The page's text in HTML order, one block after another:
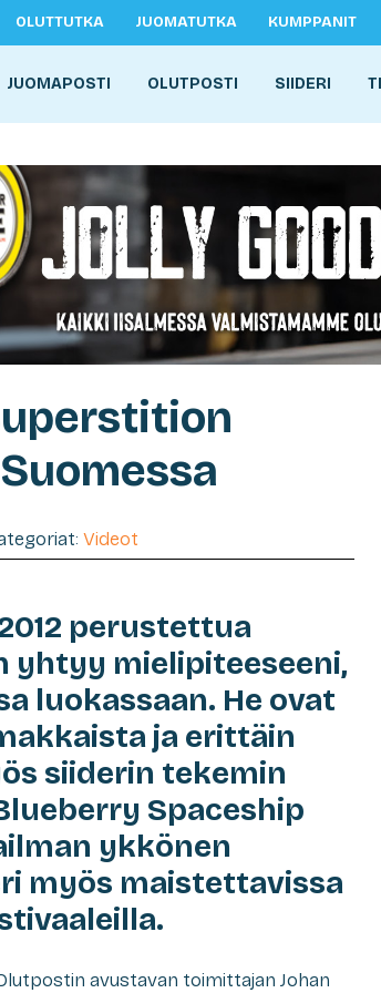
OLUTTUTKA JUOMATUTKA KUMPPANIT
JUOMAPOSTI OLUTPOSTI SIIDERI
Videot
perustettua
yhtyy mielipiteeseeni,
luokassaan. He ovat
ja erittäin
siiderin tekemin
Spaceship
ykkönen
myös maistettavissa
avustavan toimittajan Johan